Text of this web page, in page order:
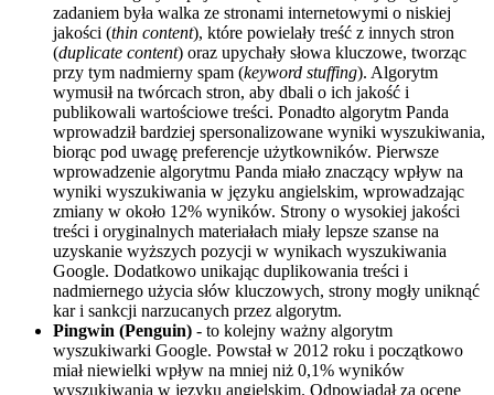
zadaniem była walka ze stronami internetowymi o niskiej
jakości (thin content), które powielały treść z innych stron
(duplicate content) oraz upychały słowa kluczowe, tworząc
przy tym nadmierny spam (keyword stuffing). Algorytm
wymusił na twórcach stron, aby dbali o ich jakość i
publikowali wartościowe treści. Ponadto algorytm Panda
wprowadził bardziej spersonalizowane wyniki wyszukiwania,
biorąc pod uwagę preferencje użytkowników. Pierwsze
wprowadzenie algorytmu Panda miało znaczący wpływ na
wyniki wyszukiwania w języku angielskim, wprowadzając
zmiany w około 12% wyników. Strony o wysokiej jakości
treści i oryginalnych materiałach miały lepsze szanse na
uzyskanie wyższych pozycji w wynikach wyszukiwania
Google. Dodatkowo unikając duplikowania treści i
nadmiernego użycia słów kluczowych, strony mogły uniknąć
kar i sankcji narzucanych przez algorytm.
Pingwin (Penguin) - to kolejny ważny algorytm
wyszukiwarki Google. Powstał w 2012 roku i początkowo
miał niewielki wpływ na mniej niż 0,1% wyników
wyszukiwania w języku angielskim. Odpowiadał za ocenę